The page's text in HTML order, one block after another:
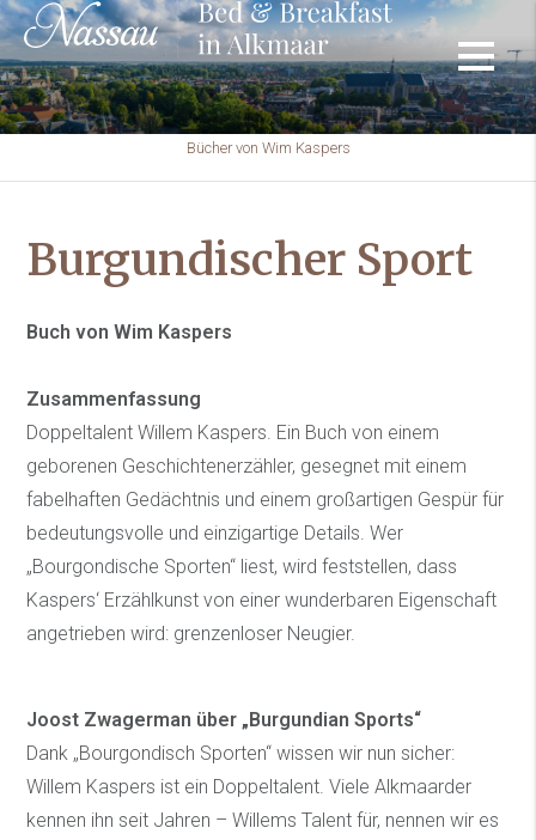
Bücher von Wim Kaspers
Burgundischer Sport
Buch von Wim Kaspers
Zusammenfassung
Doppeltalent Willem Kaspers. Ein Buch von einem
geborenen Geschichtenerzähler, gesegnet mit einem
fabelhaften Gedächtnis und einem großartigen Gespür für
bedeutungsvolle und einzigartige Details. Wer
„Bourgondische Sporten“ liest, wird feststellen, dass
Kaspers‘ Erzählkunst von einer wunderbaren Eigenschaft
angetrieben wird: grenzenloser Neugier.
Joost Zwagerman über „Burgundian Sports“
Dank „Bourgondisch Sporten“ wissen wir nun sicher:
Willem Kaspers ist ein Doppeltalent. Viele Alkmaarder
kennen ihn seit Jahren – Willems Talent für, nennen wir es